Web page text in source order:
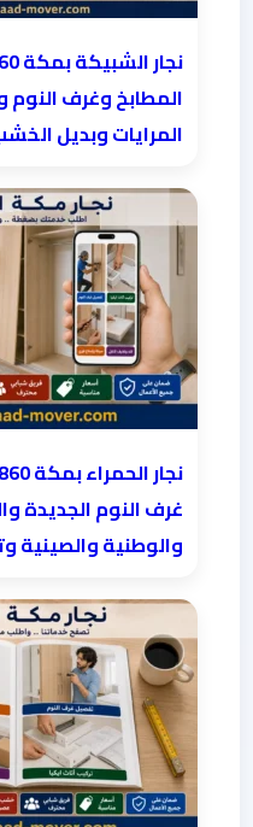
المطابخ وغرف النوم
المرايات وبديل
غرف النوم الجديدة
والوطنية والصينية